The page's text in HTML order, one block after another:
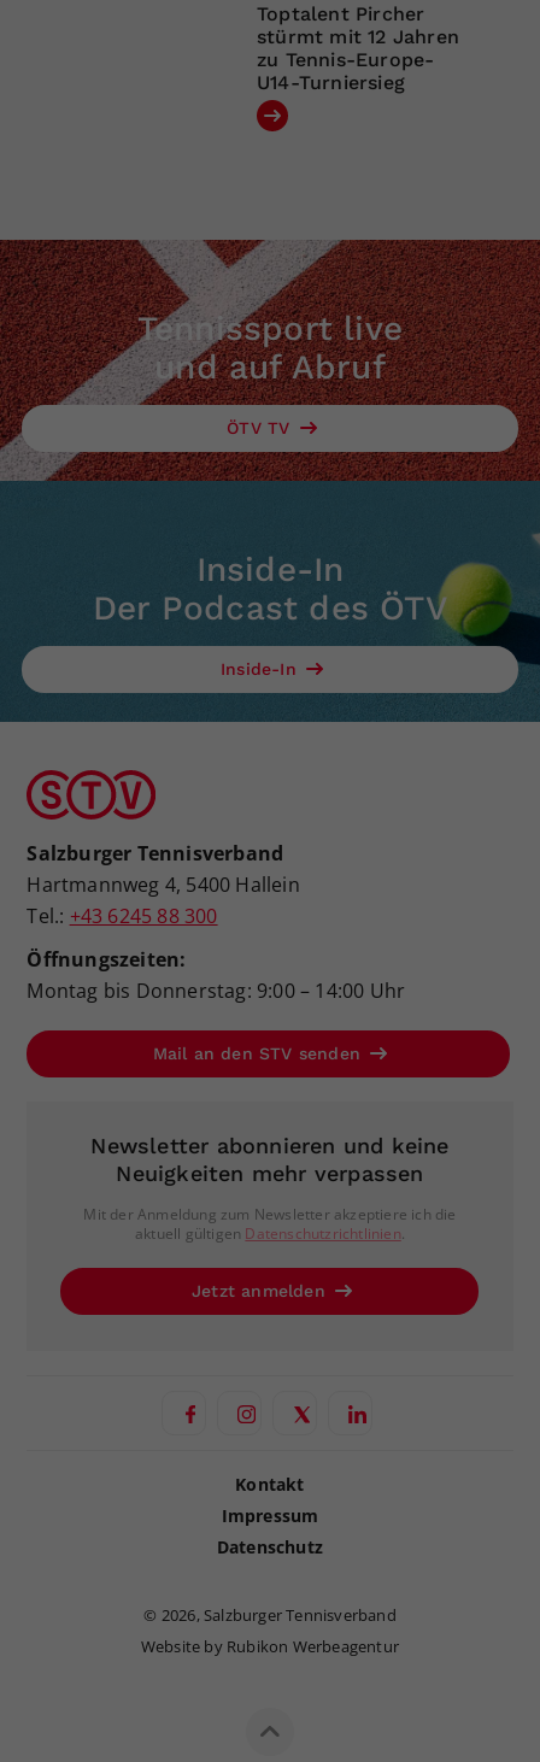
Toptalent Pircher
stürmt mit 12 Jahren
zu Tennis-Europe-
U14-Turniersieg
Tennissport live
und auf Abruf
ÖTV TV
Inside-In
Der Podcast des ÖTV
Inside-In
Salzburger Tennisverband
Hartmannweg 4, 5400 Hallein
Tel.: +43 6245 88 300
Öffnungszeiten:
Montag bis Donnerstag: 9:00 – 14:00 Uhr
Mail an den STV senden
Newsletter abonnieren und keine
Neuigkeiten mehr verpassen
Mit der Anmeldung zum Newsletter akzeptiere ich die
aktuell gültigen Datenschutzrichtlinien.
Jetzt anmelden
Kontakt
Impressum
Datenschutz
© 2026, Salzburger Tennisverband
Website by Rubikon Werbeagentur